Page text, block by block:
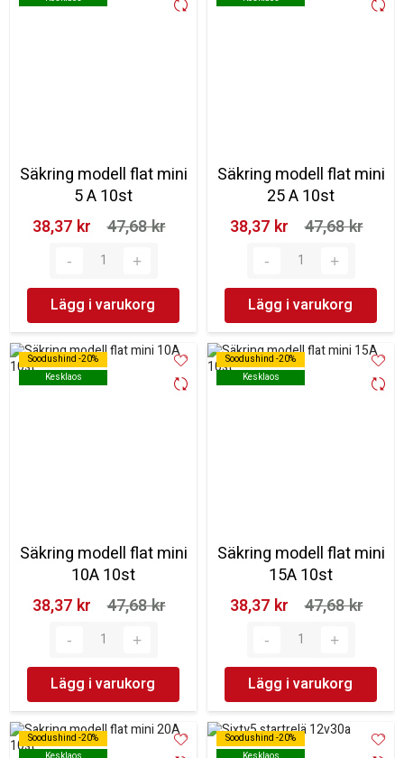
Säkring modell flat mini
5 A 10st
38,37 kr‎
47,68 kr‎
Lägg i varukorg
Säkring modell flat mini
25 A 10st
38,37 kr‎
47,68 kr‎
Lägg i varukorg
Soodushind -20%
Kesklaos
Soodushind -20%
Kesklaos
Säkring modell flat mini
10A 10st
38,37 kr‎
47,68 kr‎
Lägg i varukorg
Soodushind -20%
Kesklaos
Soodushind -20%
Kesklaos
Säkring modell flat mini
15A 10st
38,37 kr‎
47,68 kr‎
Lägg i varukorg
Soodushind -20%
Soodushind -20%
Soodushind -20%
Soodushind -20%